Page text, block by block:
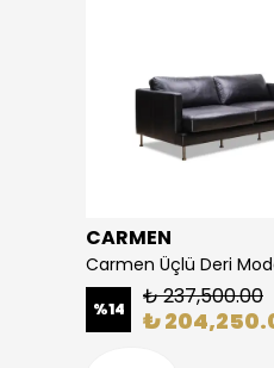
CARMEN
%14 ₺ 237,500.00
₺